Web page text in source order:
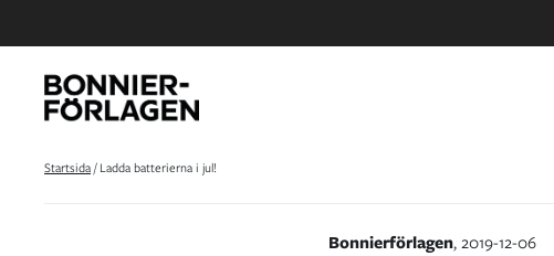
Startsida/Ladda batterierna i jul!
Bonnierförlagen, 2019-12-06